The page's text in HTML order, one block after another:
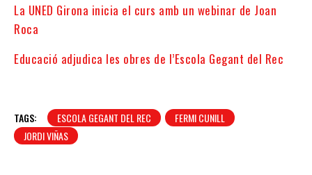
La UNED Girona inicia el curs amb un webinar de Joan
Roca
Educació adjudica les obres de l’Escola Gegant del Rec
TAGS: ESCOLA GEGANT DEL REC
FERMI CUNILL
JORDI VIÑAS